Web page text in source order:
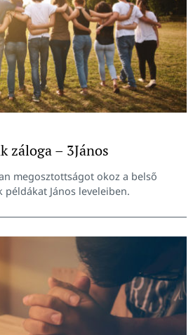
záloga – 3János
megosztottságot okoz a belső
János leveleiben.